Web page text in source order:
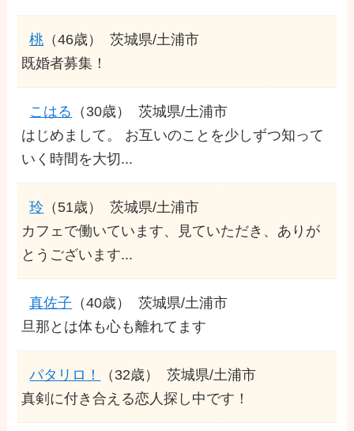
桃 （46歳）
茨城県/土浦市
既婚者募集！
こはる （30歳）
茨城県/土浦市
はじめまして。 お互いのことを少しずつ知って
いく時間を大切...
玲 （51歳）
茨城県/土浦市
カフェで働いています、見ていただき、ありが
とうございます...
真佐子 （40歳）
茨城県/土浦市
旦那とは体も心も離れてます
パタリロ！ （32歳）
茨城県/土浦市
真剣に付き合える恋人探し中です！